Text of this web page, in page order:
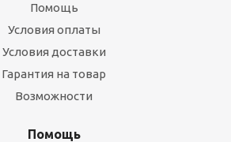
Помощь
Условия оплаты
Условия доставки
Гарантия на товар
Возможности
Помощь